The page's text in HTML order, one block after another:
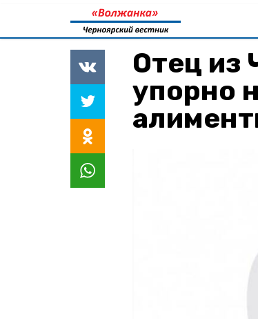
Отец из
упорно